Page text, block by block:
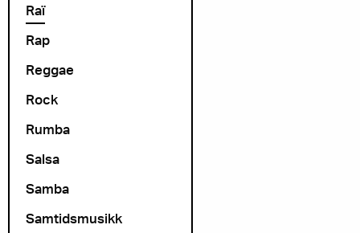
Raï
Rap
Reggae
Rock
Rumba
Salsa
Samba
Samtidsmusikk